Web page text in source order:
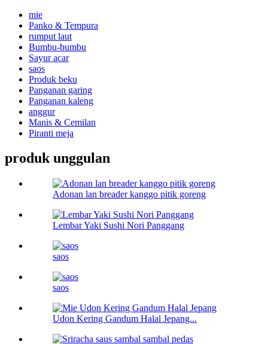
mie
Panko & Tempura
rumput laut
Bumbu-bumbu
Sayur acar
saos
Produk beku
Panganan garing
Panganan kaleng
anggur
Manis & Cemilan
Piranti meja
produk unggulan
Adonan lan breader kanggo pitik goreng
Lembar Yaki Sushi Nori Panggang
saos
saos
Udon Kering Gandum Halal Jepang...